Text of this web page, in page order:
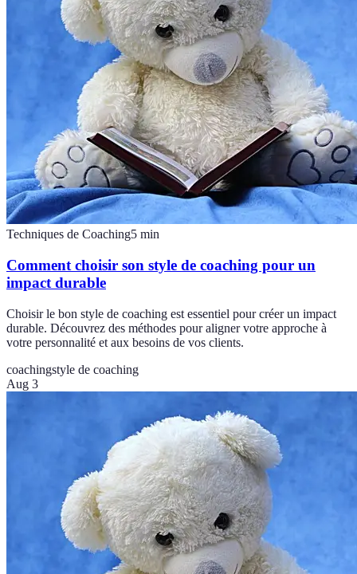
Techniques de Coaching5 min
Comment choisir son style de coaching pour un
impact durable
Choisir le bon style de coaching est essentiel pour créer un impact
durable. Découvrez des méthodes pour aligner votre approche à
votre personnalité et aux besoins de vos clients.
coachingstyle de coaching
Aug 3